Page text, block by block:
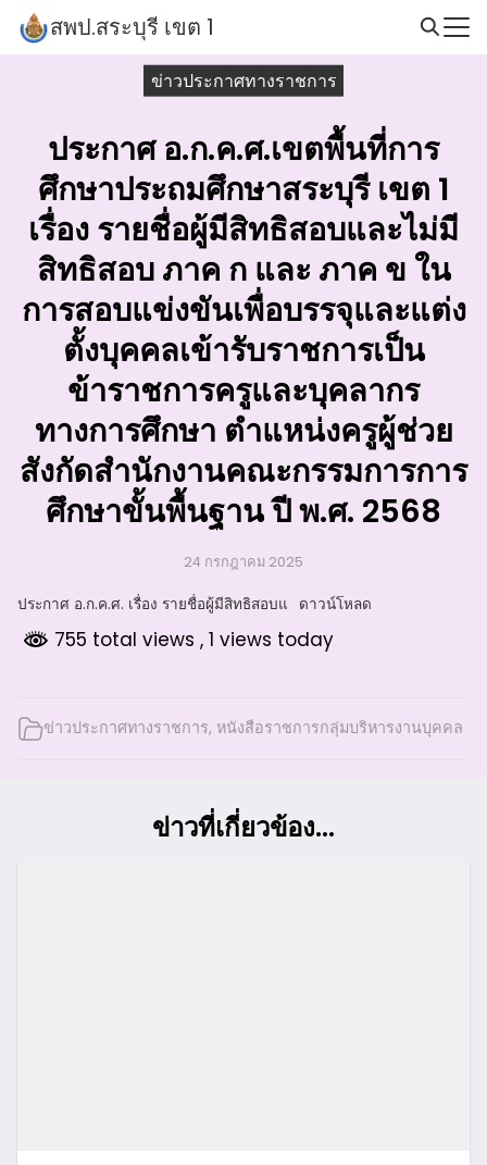
Skip
สพป.สระบุรี เขต 1
ข่าวประกาศทางราชการ
ประกาศ อ.ก.ค.ศ.เขตพื้นที่การ
ศึกษาประถมศึกษาสระบุรี เขต 1
เรื่อง รายชื่อผู้มีสิทธิสอบและไม่มี
สิทธิสอบ ภาค ก และ ภาค ข ใน
การสอบแข่งขันเพื่อบรรจุและแต่ง
ตั้งบุคคลเข้ารับราชการเป็น
ข้าราชการครูและบุคลากร
ทางการศึกษา ตำแหน่งครูผู้ช่วย
สังกัดสำนักงานคณะกรรมการการ
ศึกษาขั้นพื้นฐาน ปี พ.ศ. 2568
24 กรกฎาคม 2025
ประกาศ อ.ก.ค.ศ. เรื่อง รายชื่อผู้มีสิทธิสอบแ ดาวน์โหลด
755 total views , 1 views today
ข่าวประกาศทางราชการ, หนังสือราชการกลุ่มบริหารงานบุคคล
ข่าวที่เกี่ยวข้อง...